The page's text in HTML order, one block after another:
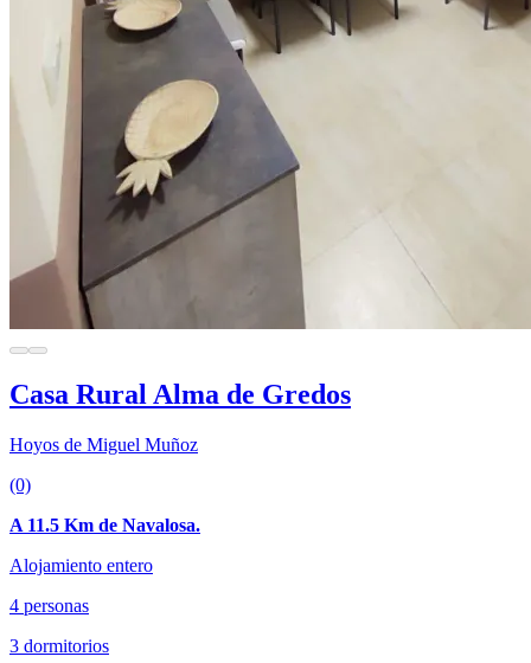
Casa Rural Alma de Gredos
Hoyos de Miguel Muñoz
(0)
A 11.5 Km de Navalosa.
Alojamiento entero
4 personas
3 dormitorios